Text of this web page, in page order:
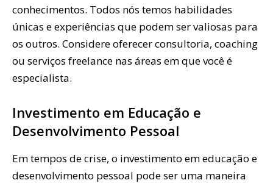
conhecimentos. Todos nós temos habilidades
únicas e experiências que podem ser valiosas para
os outros. Considere oferecer consultoria, coaching
ou serviços freelance nas áreas em que você é
especialista.
Investimento em Educação e
Desenvolvimento Pessoal
Em tempos de crise, o investimento em educação e
desenvolvimento pessoal pode ser uma maneira